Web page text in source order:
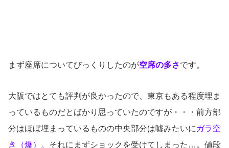
まず座席についてびっくりしたのが空席の多さです。
大阪ではとても評判が良かったので、東京もある程度埋ま
っているものだとばかり思っていたのですが・・・前方部
分はほぼ埋まっているものの中央部分は嘘みたいに ガラ空
き（爆）。 それにまずショックを受けてしまった…。値段